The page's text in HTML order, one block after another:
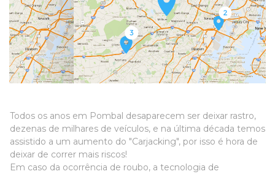
Todos os anos em Pombal desaparecem ser deixar rastro,
dezenas de milhares de veículos, e na última década temos
assistido a um aumento do "Carjacking", por isso é hora de
deixar de correr mais riscos!
Em caso da ocorrência de roubo, a tecnologia de